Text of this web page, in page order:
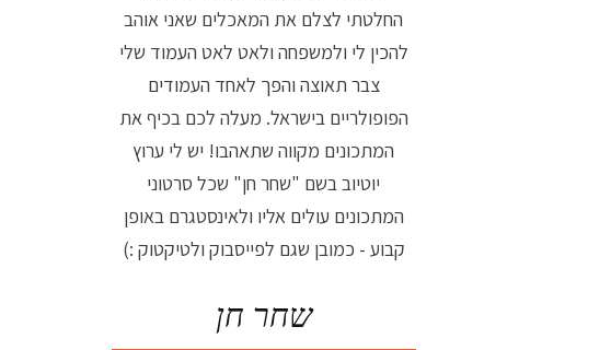
החלטתי לצלם את המאכלים שאני אוהב
להכין לי ולמשפחה ולאט לאט העמוד שלי
צבר תאוצה והפך לאחד העמודים
הפופולריים בישראל. מעלה לכם בכיף את
המתכונים מקווה שתאהבו! יש לי ערוץ
יוטיוב בשם "שחר חן" שכל סרטוני
המתכונים עולים אליו ולאינסטגרם באופן
קבוע - כמובן שגם לפייסבוק ולטיקטוק :)
שחר חן